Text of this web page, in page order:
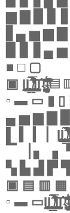
▆ ▇ ▉ ▊
▋▄ ▅ ▆
▉ ▊ ▋▄
■ □ ▢
▣
▫ ▬ ▭ ▮
▄ ▅ ▆ ▇ ▉
▌ ▍ ▎
▔ ▕ ▖ ▗
▚ ▙ ▟ ▛
▣ ▤ ▥ ▦
▫ ▬